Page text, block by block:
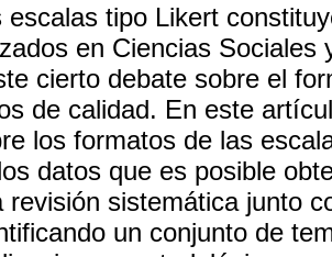
escalas tipo Likert
en Ciencias
cierto debate sobre el
de calidad. En este
los formatos de las
datos que es posible
revisión sistemática junto
un conjunto de